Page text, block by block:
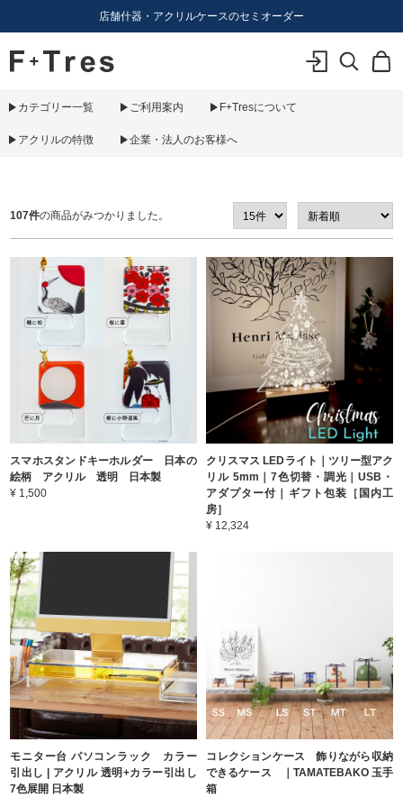
F+Tres｜エフ プラス トレス｜material figure experience
店舗什器・アクリルケースのセミオーダー
カテゴリー一覧 ご利用案内 F+Tresについて
アクリルの特徴 企業・法人のお客様へ
107件の商品がみつかりました。
スマホスタンドキーホルダー 日本の
絵柄 アクリル 透明 日本製
¥ 1,500
クリスマス LEDライト｜ツリー型アク
リル 5mm｜7色切替・調光｜USB・
アダプター付｜ギフト包装［国内工
房］
¥ 12,324
モニター台 パソコンラック カラー
引出し | アクリル 透明+カラー引出し
7色展開 日本製
コレクションケース 飾りながら収納
できるケース ｜TAMATEBAKO 玉手
箱